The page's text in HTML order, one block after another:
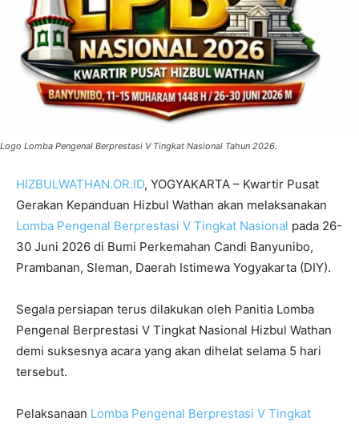
Logo Lomba Pengenal Berprestasi V Tingkat Nasional Tahun 2026.
HIZBULWATHAN.OR.ID, YOGYAKARTA – Kwartir Pusat
Gerakan Kepanduan Hizbul Wathan akan melaksanakan
Lomba Pengenal Berprestasi V Tingkat Nasional pada 26-
30 Juni 2026 di Bumi Perkemahan Candi Banyunibo,
Prambanan, Sleman, Daerah Istimewa Yogyakarta (DIY).
Segala persiapan terus dilakukan oleh Panitia Lomba
Pengenal Berprestasi V Tingkat Nasional Hizbul Wathan
demi suksesnya acara yang akan dihelat selama 5 hari
tersebut.
Pelaksanaan Lomba Pengenal Berprestasi V Tingkat